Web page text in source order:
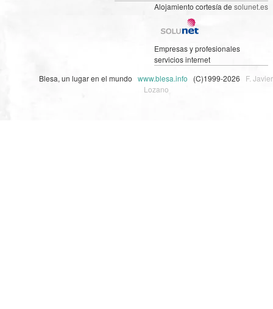
Alojamiento cortesía de solunet.es
Empresas y profesionales
servicios internet
Blesa, un lugar en el mundo www.blesa.info (C)1999-2026 F. Javier
Lozano